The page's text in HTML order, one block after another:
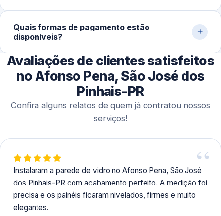
disponibilidade do cliente, incluindo finais de semana,
para realizar medição, orçamento e montagem de
paredes de vidro em residências e comércios.
Quais formas de pagamento estão
disponíveis?
Aceitamos Pix, dinheiro, cartões de crédito e débito,
além de transferência bancária para facilitar o processo.
Avaliações de clientes satisfeitos
no Afonso Pena, São José dos
Pinhais-PR
Confira alguns relatos de quem já contratou nossos
serviços!
Instalaram a parede de vidro no Afonso Pena, São José
dos Pinhais-PR com acabamento perfeito. A medição foi
precisa e os painéis ficaram nivelados, firmes e muito
elegantes.